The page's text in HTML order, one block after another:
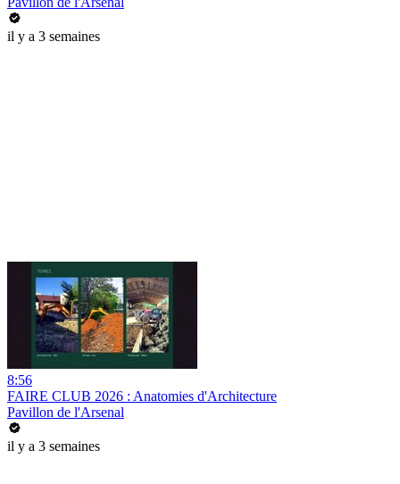
il y a 3 semaines
8:56
FAIRE CLUB 2026 : Anatomies d'Architecture
Pavillon de l'Arsenal
il y a 3 semaines